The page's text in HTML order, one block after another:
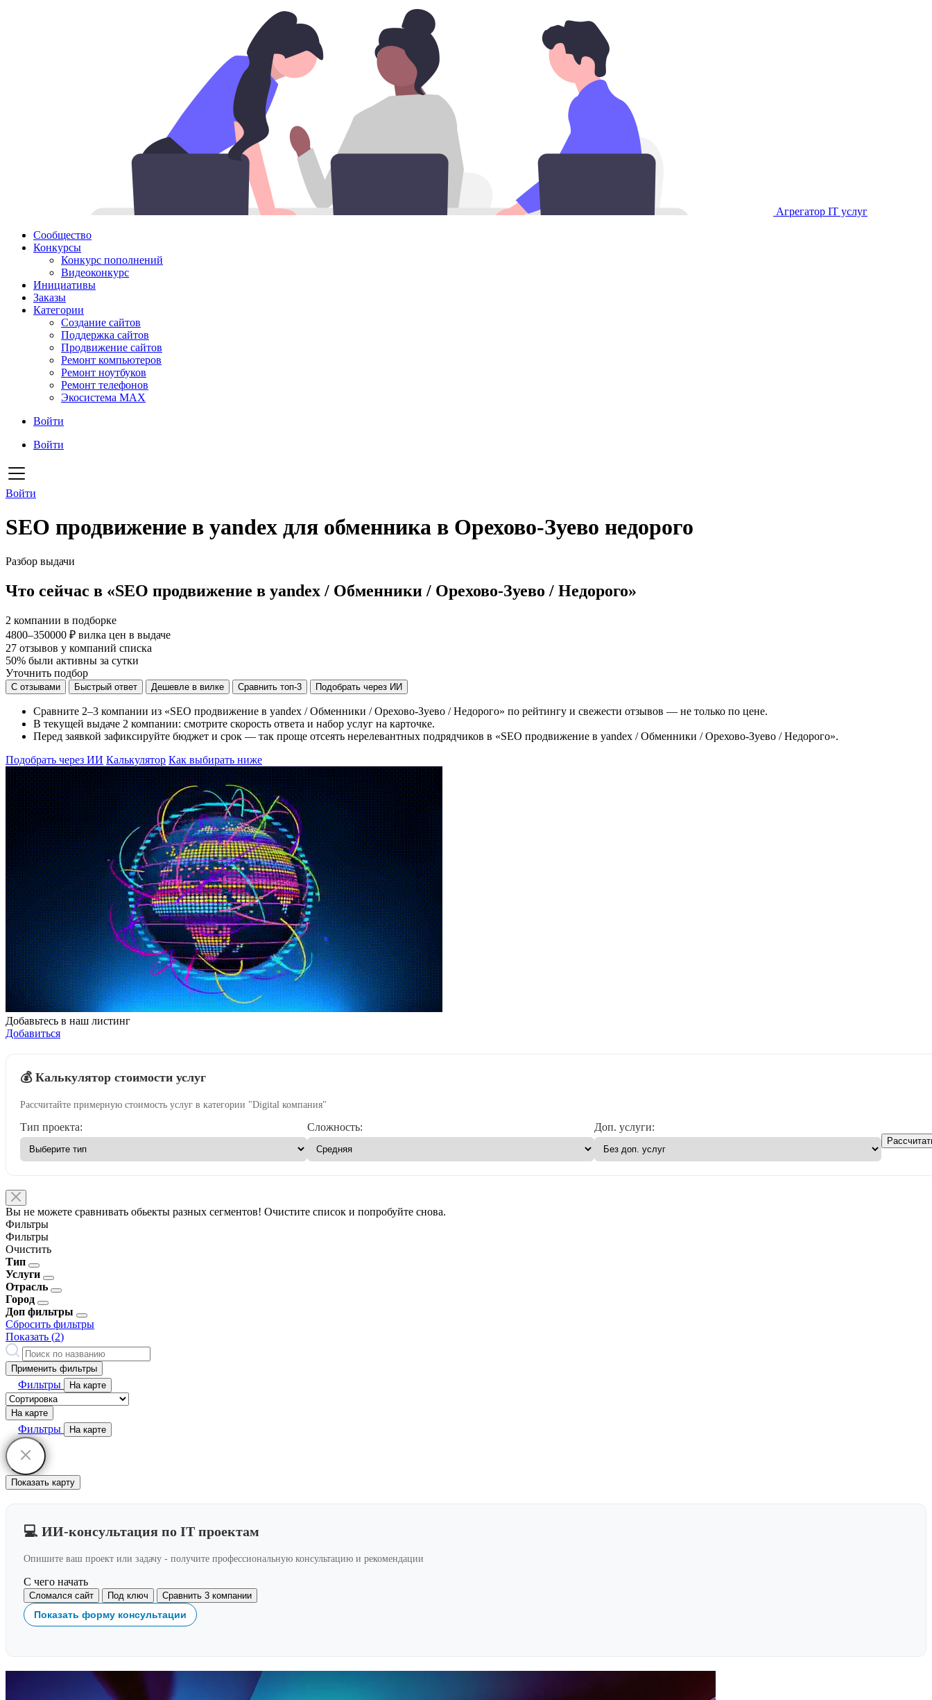
Агрегатор IT услуг
Сообщество
Конкурсы
Конкурс пополнений
Видеоконкурс
Инициативы
Заказы
Категории
Создание сайтов
Поддержка сайтов
Продвижение сайтов
Ремонт компьютеров
Ремонт ноутбуков
Ремонт телефонов
Экосистема MAX
Войти
Войти
Войти
SEO продвижение в yandex для обменника в Орехово-Зуево недорого
Разбор выдачи
Что сейчас в «SEO продвижение в yandex / Обменники / Орехово-Зуево / Недорого»
2 компании в подборке
4800–350000 ₽ вилка цен в выдаче
27 отзывов у компаний списка
50% были активны за сутки
Уточнить подбор
С отзывами Быстрый ответ Дешевле в вилке Сравнить топ-3 Подобрать через ИИ
Сравните 2–3 компании из «SEO продвижение в yandex / Обменники / Орехово-Зуево / Недорого» по рейтингу и свежести отзывов — не только по цене.
В текущей выдаче 2 компании: смотрите скорость ответа и набор услуг на карточке.
Перед заявкой зафиксируйте бюджет и срок — так проще отсеять нерелевантных подрядчиков в «SEO продвижение в yandex / Обменники / Орехово-Зуево / Недорого».
Подобрать через ИИ Калькулятор Как выбирать ниже
Добавьтесь в наш листинг
Добавиться
💰 Калькулятор стоимости услуг
Рассчитайте примерную стоимость услуг в категории "Digital компания"
Тип проекта: Сложность: Доп. услуги:
Вы не можете сравнивать обьекты разных сегментов! Очистите список и попробуйте снова.
Фильтры
Фильтры
Очистить
Тип
Услуги
Отрасль
Город
Доп фильтры
Сбросить фильтры
Показать (2)
Применить фильтры
Фильтры На карте
На карте
Фильтры На карте
Показать карту
💻 ИИ-консультация по IT проектам
Опишите ваш проект или задачу - получите профессиональную консультацию и рекомендации
С чего начать
Сломался сайт Под ключ Сравнить 3 компании
Показать форму консультации